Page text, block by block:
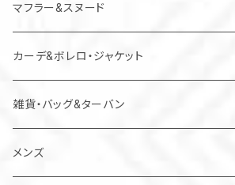
マフラー&スヌード
カーデ&ボレロ・ジャケット
雑貨・バッグ&ターバン
バッグ
メンズ